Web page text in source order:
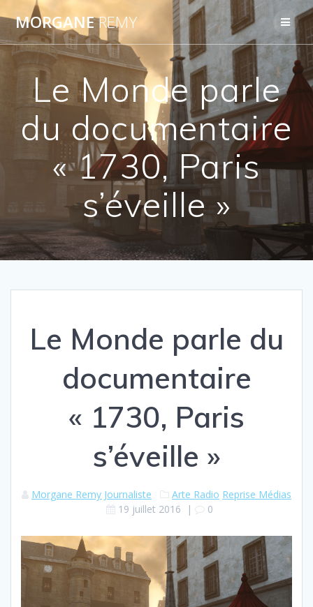
Passer
contenu
MORGANEREMY
Le Monde parle
du documentaire
« 1730, Paris
s’éveille »
Le Monde parle du
documentaire
« 1730, Paris
s’éveille »
Morgane Remy Journaliste Arte Radio Reprise Médias
19 juillet 2016 | 0